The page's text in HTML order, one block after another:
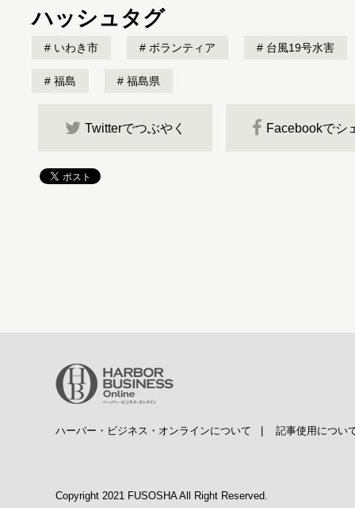
ハッシュタグ
いわき市 ボランティア 台風19号水害
福島 福島県
Twitterでつぶやく Facebookでシ
ハーバー・ビジネス・オンラインについて 記事使用につい
Copyright 2021 FUSOSHA All Right Reserved.